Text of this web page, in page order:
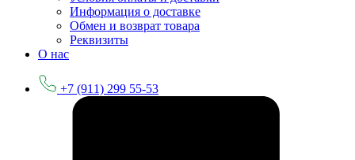
Информация о доставке
Обмен и возврат товара
Реквизиты
О нас
+7 (911) 299 55-53